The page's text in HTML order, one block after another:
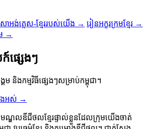
ាអង់គ្លេស-ខ្មែររបស់យើង → រៀនអក្ខរក្រមខ្មែរ →
ម →
ក៍ផ្សេងៗ
ម និងកម្មវិធីផ្សេងៗសម្រាប់កម្ពុជា។
ងអស់ →
ណ្ឌលឌីជីថលខ្មែរផ្ទាល់ខ្លួនដែលក្រុមយើងចាត់